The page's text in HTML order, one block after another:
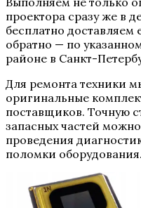
проектора сразу же в
бесплатно доставляем
обратно — по
районе в Санкт-
Для ремонта техники
оригинальные
поставщиков. Точную
запасных частей
проведения
поломки оборудования.